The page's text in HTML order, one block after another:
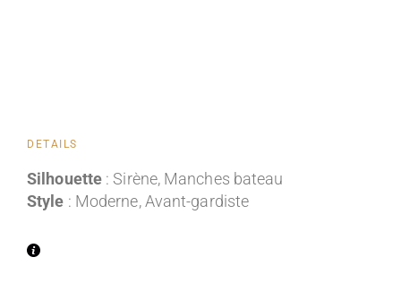
DETAILS
Silhouette : Sirène, Manches bateau
Style : Moderne, Avant-gardiste